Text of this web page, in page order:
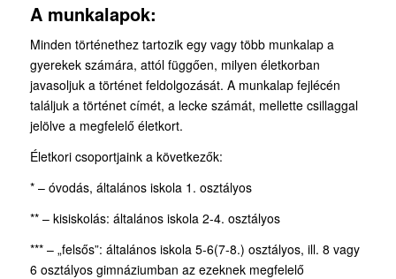
A munkalapok:
Minden történethez tartozik egy vagy több munkalap a
gyerekek számára, attól függően, milyen életkorban
javasoljuk a történet feldolgozását. A munkalap fejlécén
találjuk a történet címét, a lecke számát, mellette csillaggal
jelölve a megfelelő életkort.
Életkori csoportjaink a következők:
* – óvodás, általános iskola 1. osztályos
** – kisiskolás: általános iskola 2-4. osztályos
*** – „felsős”: általános iskola 5-6(7-8.) osztályos, ill. 8 vagy
6 osztályos gimnáziumban az ezeknek megfelelő